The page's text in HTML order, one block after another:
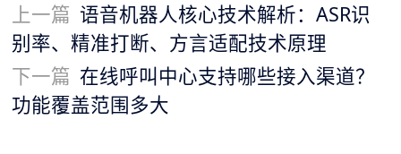
上一篇 语音机器人核心技术解析：ASR识
别率、精准打断、方言适配技术原理
下一篇 在线呼叫中心支持哪些接入渠道？
功能覆盖范围多大